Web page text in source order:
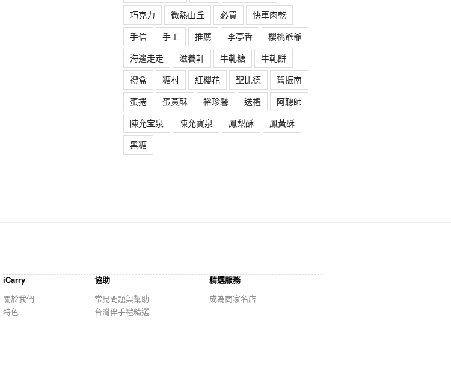
巧克力
微熱山丘 必買
快車肉乾
手信
手工 推薦 李亭香
櫻桃爺爺
海邊走走
滋養軒 牛軋糖
牛軋餅
禮盒
糖村 紅櫻花 聖比德
舊振南
蛋捲
蛋黃酥 裕珍馨 送禮
阿聰師
陳允宝泉
陳允寶泉 鳳梨酥
鳳黃酥
黑糖
iCarry
關於我們
特色
協助
常見問題與幫助
台灣伴手禮精選
精選服務
成為商家名店